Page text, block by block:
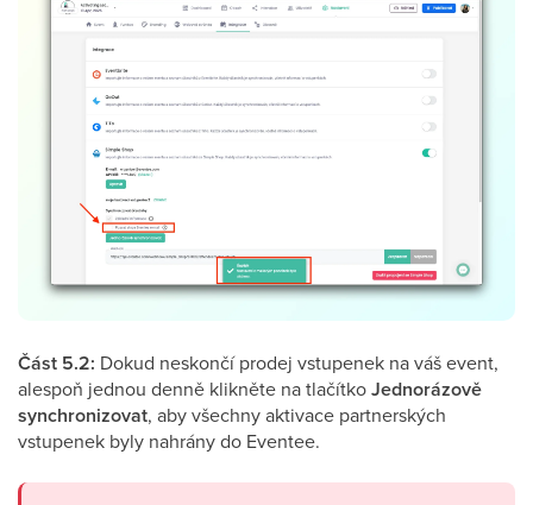
Část 5.2: Dokud neskončí prodej vstupenek na váš event,
alespoň jednou denně klikněte na tlačítkoJednorázově
synchronizovat, aby všechny aktivace partnerských
vstupenek byly nahrány do Eventee.